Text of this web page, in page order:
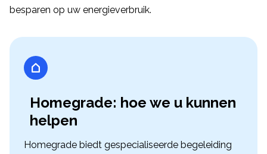
besparen op uw energieverbruik.
Homegrade: hoe we u kunnen
helpen
Homegrade biedt gespecialiseerde begeleiding